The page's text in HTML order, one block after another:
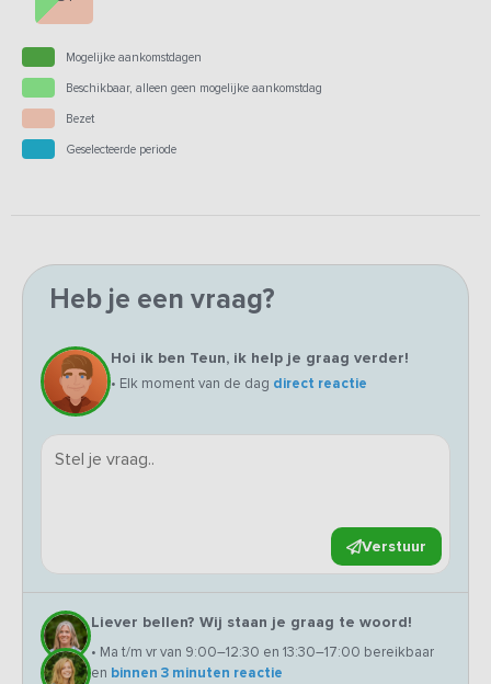
Mogelijke aankomstdagen
Beschikbaar, alleen geen mogelijke aankomstdag
Bezet
Geselecteerde periode
Heb je een vraag?
Hoi ik ben Teun, ik help je graag verder!
• Elk moment van de dag direct reactie
Verstuur
Liever bellen? Wij staan je graag te woord!
• Ma t/m vr van 9:00–12:30 en 13:30–17:00 bereikbaar
en binnen 3 minuten reactie